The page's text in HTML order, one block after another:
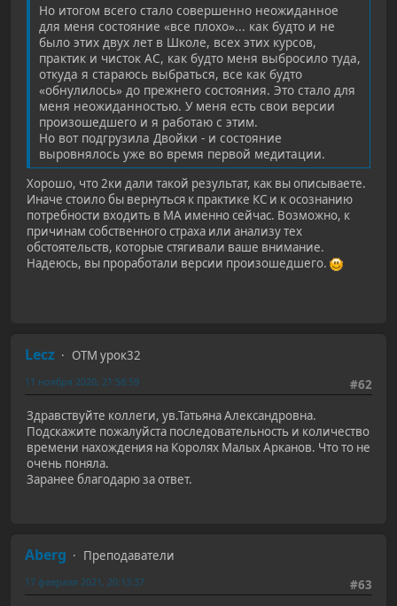
Но итогом всего стало совершенно неожиданное
для меня состояние «все плохо»... как будто и не
было этих двух лет в Школе, всех этих курсов,
практик и чисток АС, как будто меня выбросило туда,
откуда я стараюсь выбраться, все как будто
«обнулилось» до прежнего состояния. Это стало для
меня неожиданностью. У меня есть свои версии
произошедшего и я работаю с этим.
Но вот подгрузила Двойки - и состояние
выровнялось уже во время первой медитации.
Хорошо, что 2ки дали такой результат, как вы описываете.
Иначе стоило бы вернуться к практике КС и к осознанию
потребности входить в МА именно сейчас. Возможно, к
причинам собственного страха или анализу тех
обстоятельств, которые стягивали ваше внимание.
Надеюсь, вы проработали версии произошедшего.
Lecz
ОТМ урок32
#62
11 ноября 2020, 21:58:59
Здравствуйте коллеги, ув.Татьяна Александровна.
Подскажите пожалуйста последовательность и количество
времени нахождения на Королях Малых Арканов. Что то не
очень поняла.
Заранее благодарю за ответ.
Aberg
Преподаватели
#63
17 февраля 2021, 20:13:37